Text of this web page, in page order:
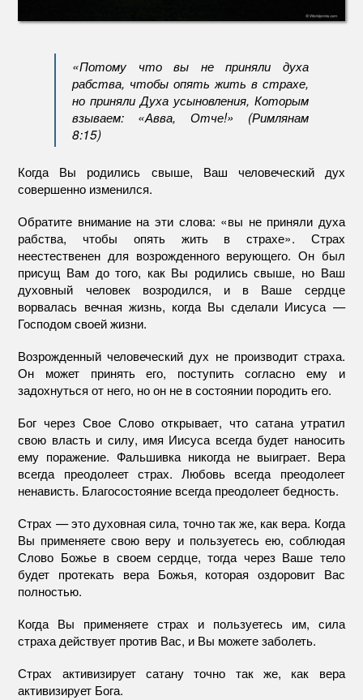
«Потому что вы не приняли духа
рабства, чтобы опять жить в страхе,
но приняли Духа усыновления, Которым
взываем: «Авва, Отче!» (Римлянам
8:15)
Когда Вы родились свыше, Ваш человеческий дух
совершенно изменился.
Обратите внимание на эти слова: «вы не приняли духа
рабства, чтобы опять жить в страхе». Страх
неестественен для возрожденного верующего. Он был
присущ Вам до того, как Вы родились свыше, но Ваш
духовный человек возродился, и в Ваше сердце
ворвалась вечная жизнь, когда Вы сделали Иисуса —
Господом своей жизни.
Возрожденный человеческий дух не производит страха.
Он может принять его, поступить согласно ему и
задохнуться от него, но он не в состоянии породить его.
Бог через Свое Слово открывает, что сатана утратил
свою власть и силу, имя Иисуса всегда будет наносить
ему поражение. Фальшивка никогда не выиграет. Вера
всегда преодолеет страх. Любовь всегда преодолеет
ненависть. Благосостояние всегда преодолеет бедность.
Страх — это духовная сила, точно так же, как вера. Когда
Вы применяете свою веру и пользуетесь ею, соблюдая
Слово Божье в своем сердце, тогда через Ваше тело
будет протекать вера Божья, которая оздоровит Вас
полностью.
Когда Вы применяете страх и пользуетесь им, сила
страха действует против Вас, и Вы можете заболеть.
Страх активизирует сатану точно так же, как вера
активизирует Бога.